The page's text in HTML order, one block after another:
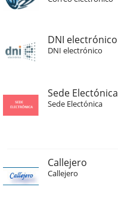
DNI electrónico
DNI electrónico
Sede Electónica
Sede Electónica
Callejero
Callejero